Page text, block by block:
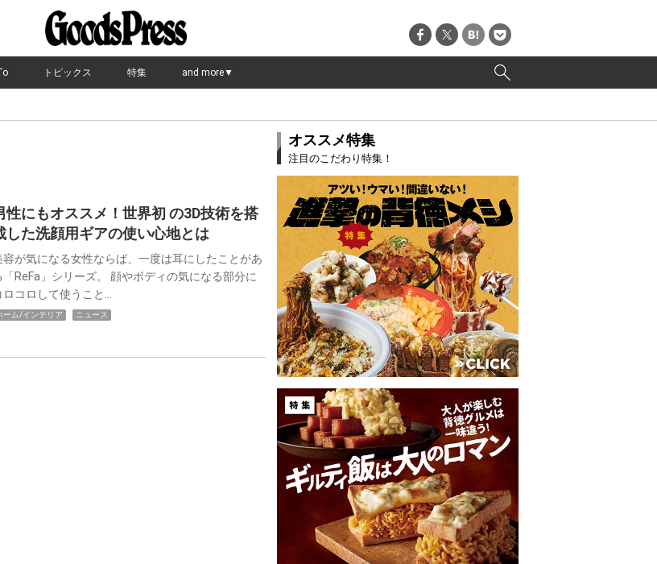
トピックス 特集 and more▼
性にもオススメ！世界初 の3D技術を搭
した洗顔用ギアの使い心地とは
容が気になる女性ならば、一度は耳にしたことがあ
「ReFa」シリーズ。 顔やボディの気になる部分に
ロコロして使うこと…
ーム/インテリア ニュース
オススメ特集
注目のこだわり特集！